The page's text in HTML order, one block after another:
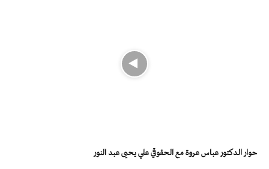
حوار الدكتور عباس عروة مع الحقوقي علي يحيى عبد النور